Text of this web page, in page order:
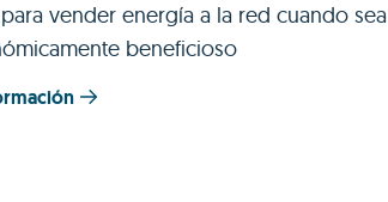
para vender energía a la red cuando sea
beneficioso